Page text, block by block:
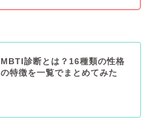
MBTI診断とは？16種類の性格
の特徴を一覧でまとめてみた